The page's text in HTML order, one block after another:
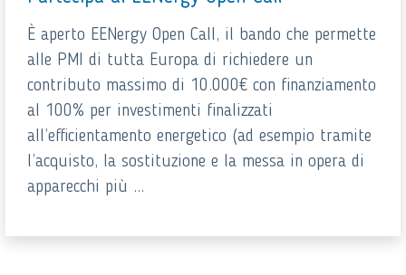
È aperto EENergy Open Call, il bando che permette
alle PMI di tutta Europa di richiedere un
contributo massimo di 10.000€ con finanziamento
al 100% per investimenti finalizzati
all’efficientamento energetico (ad esempio tramite
l’acquisto, la sostituzione e la messa in opera di
apparecchi più ...